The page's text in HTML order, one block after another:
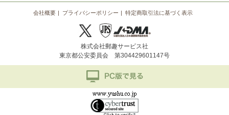
会社概要 プライバシーポリシー 特定商取引法に基づく表示
株式会社郵趣サービス社
東京都公安委員会 第304429601147号